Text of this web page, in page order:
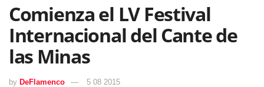
Comienza el LV Festival
Internacional del Cante de
las Minas
by DeFlamenco 5 08 2015